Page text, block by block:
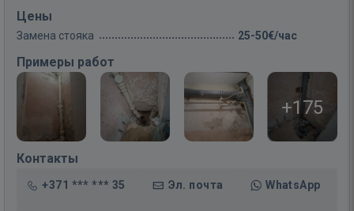
Цены
Замена стояка 25-50€/час
Примеры работ
+175
Контакты
+371 *** *** 35 Эл. почта WhatsApp